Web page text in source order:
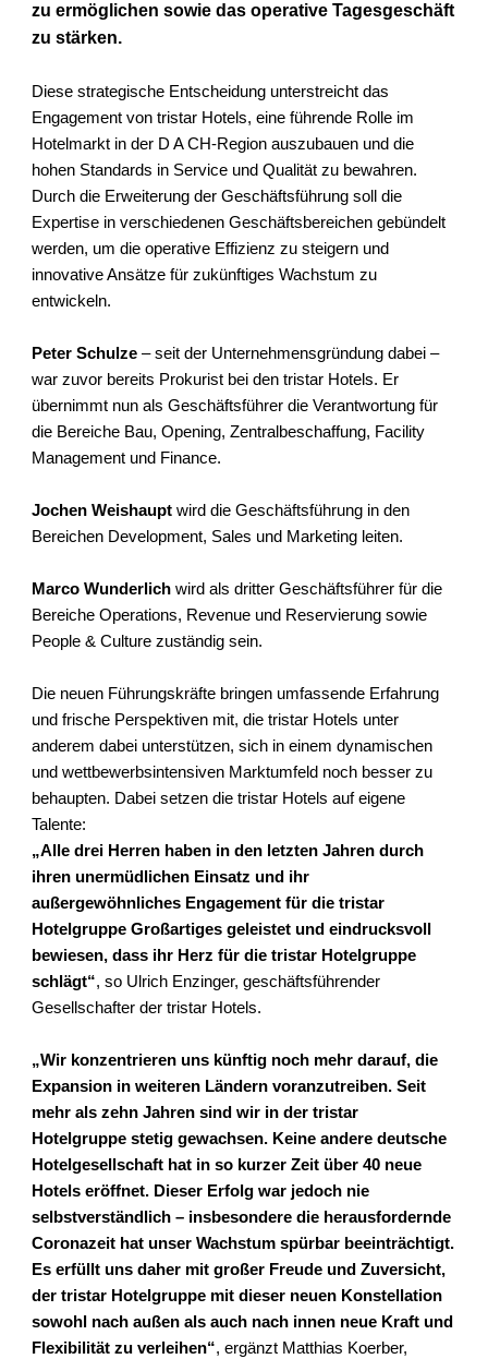
zu ermöglichen sowie das operative Tagesgeschäft
zu stärken.
Diese strategische Entscheidung unterstreicht das
Engagement von tristar Hotels, eine führende Rolle im
Hotelmarkt in der D A CH-Region auszubauen und die
hohen Standards in Service und Qualität zu bewahren.
Durch die Erweiterung der Geschäftsführung soll die
Expertise in verschiedenen Geschäftsbereichen gebündelt
werden, um die operative Effizienz zu steigern und
innovative Ansätze für zukünftiges Wachstum zu
entwickeln.
Peter Schulze– seit der Unternehmensgründung dabei –
war zuvor bereits Prokurist bei den tristar Hotels. Er
übernimmt nun als Geschäftsführer die Verantwortung für
die Bereiche Bau, Opening, Zentralbeschaffung, Facility
Management und Finance.
Jochen Weishauptwird die Geschäftsführung in den
Bereichen Development, Sales und Marketing leiten.
Marco Wunderlichwird als dritter Geschäftsführer für die
Bereiche Operations, Revenue und Reservierung sowie
People & Culture zuständig sein.
Die neuen Führungskräfte bringen umfassende Erfahrung
und frische Perspektiven mit, die tristar Hotels unter
anderem dabei unterstützen, sich in einem dynamischen
und wettbewerbsintensiven Marktumfeld noch besser zu
behaupten. Dabei setzen die tristar Hotels auf eigene
Talente:
„Alle drei Herren haben in den letzten Jahren durch
ihren unermüdlichen Einsatz und ihr
außergewöhnliches Engagement für die tristar
Hotelgruppe Großartiges geleistet und eindrucksvoll
bewiesen, dass ihr Herz für die tristar Hotelgruppe
schlägt“, so Ulrich Enzinger, geschäftsführender
Gesellschafter der tristar Hotels.
„Wir konzentrieren uns künftig noch mehr darauf, die
Expansion in weiteren Ländern voranzutreiben. Seit
mehr als zehn Jahren sind wir in der tristar
Hotelgruppe stetig gewachsen. Keine andere deutsche
Hotelgesellschaft hat in so kurzer Zeit über 40 neue
Hotels eröffnet. Dieser Erfolg war jedoch nie
selbstverständlich – insbesondere die herausfordernde
Coronazeit hat unser Wachstum spürbar beeinträchtigt.
Es erfüllt uns daher mit großer Freude und Zuversicht,
der tristar Hotelgruppe mit dieser neuen Konstellation
sowohl nach außen als auch nach innen neue Kraft und
Flexibilität zu verleihen“, ergänzt Matthias Koerber,